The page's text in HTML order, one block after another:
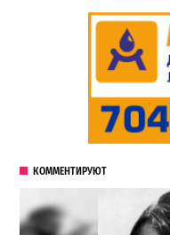
КОММЕНТИРУЮТ